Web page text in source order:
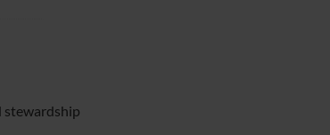
stewardship